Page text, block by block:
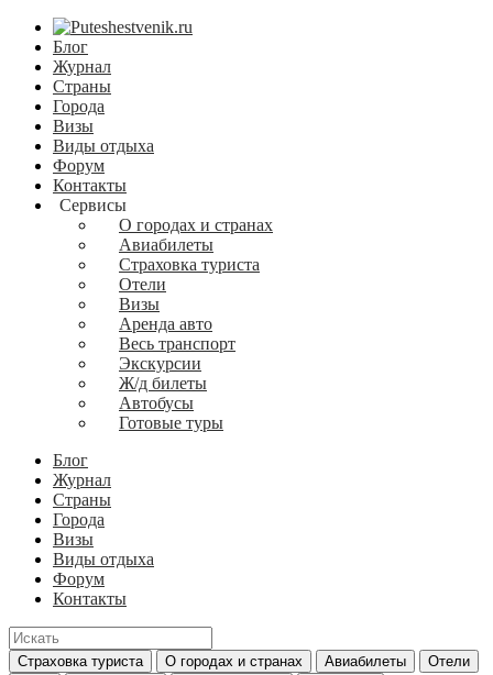
Блог
Журнал
Страны
Города
Визы
Виды отдыха
Форум
Контакты
Сервисы
О городах и странах
Авиабилеты
Страховка туриста
Отели
Визы
Аренда авто
Весь транспорт
Экскурсии
Ж/д билеты
Автобусы
Готовые туры
Блог
Журнал
Страны
Города
Визы
Виды отдыха
Форум
Контакты
Страховка туриста О городах и странах Авиабилеты
Отели